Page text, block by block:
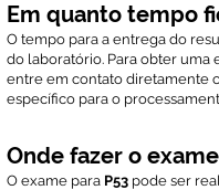
Em quanto tempo
O tempo para a entrega do
do laboratório. Para obter uma
entre em contato diretamente
específico para o
Onde fazer o
O exame para P53 pode ser